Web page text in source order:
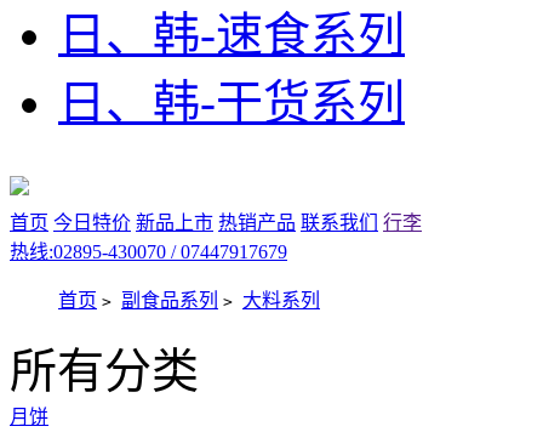
日、韩-速食系列
日、韩-干货系列
首页 今日特价 新品上市 热销产品 联系我们
行李
热线:02895-430070 / 07447917679
首页 > 副食品系列 > 大料系列
所有分类
月饼